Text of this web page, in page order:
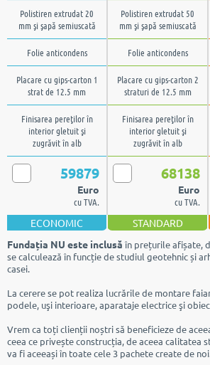
Polistiren extrudat 20
mm şi şapă semiuscată
Polistiren extrudat 50
mm şi şapă semiuscată
Folie anticondens Folie anticondens
Placare cu gips-carton 1
strat de 12.5 mm
Placare cu gips-carton 2
straturi de 12.5 mm
Finisarea pereţilor în
interior gletuit şi
zugrăvit în alb
Finisarea pereţilor în
interior gletuit şi
zugrăvit în alb
59879
Euro
cu TVA.
68138
Euro
cu TVA.
ECONOMIC STANDARD
Fundația NU este inclusă în prețurile afișate,
se calculează în funcție de studiul geotehnic și
casei.
La cerere se pot realiza lucrările de montare
podele, uşi interioare, aparataje electrice şi
Vrem ca toți clienții noștri să beneficieze de
ceea ce privește construcția, de aceea calitatea
va fi aceeași în toate cele 3 pachete create de